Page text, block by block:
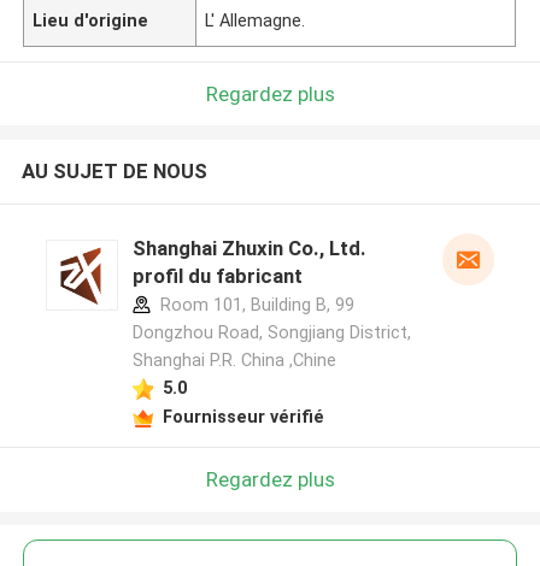
Lieu d'origine L' Allemagne.
Regardez plus
AU SUJET DE NOUS
Shanghai Zhuxin Co., Ltd.
profil du fabricant
Room 101, Building B, 99
Dongzhou Road, Songjiang District,
Shanghai P.R. China ,Chine
5.0
Fournisseur vérifié
Regardez plus